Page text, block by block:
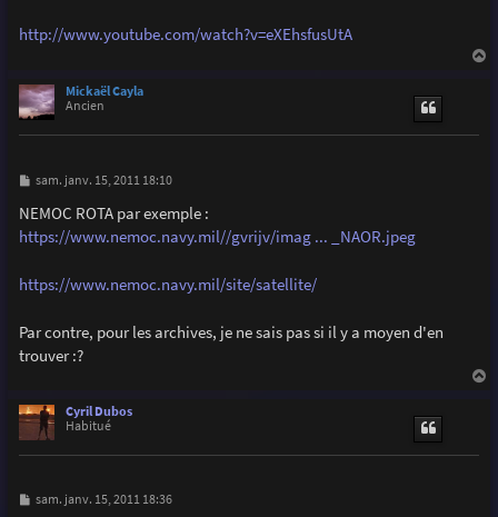
http://www.youtube.com/watch?v=eXEhsfusUtA
Mickaël Cayla
Ancien
M
s
s
a
sam. janv. 15, 2011 18:10
NEMOC ROTA par exemple :
https://www.nemoc.navy.mil//gvrijv/imag ... _NAOR.jpeg
https://www.nemoc.navy.mil/site/satellite/
Par contre, pour les archives, je ne sais pas si il y a moyen d'en
trouver :?
Cyril Dubos
Habitué
M
sam. janv. 15, 2011 18:36